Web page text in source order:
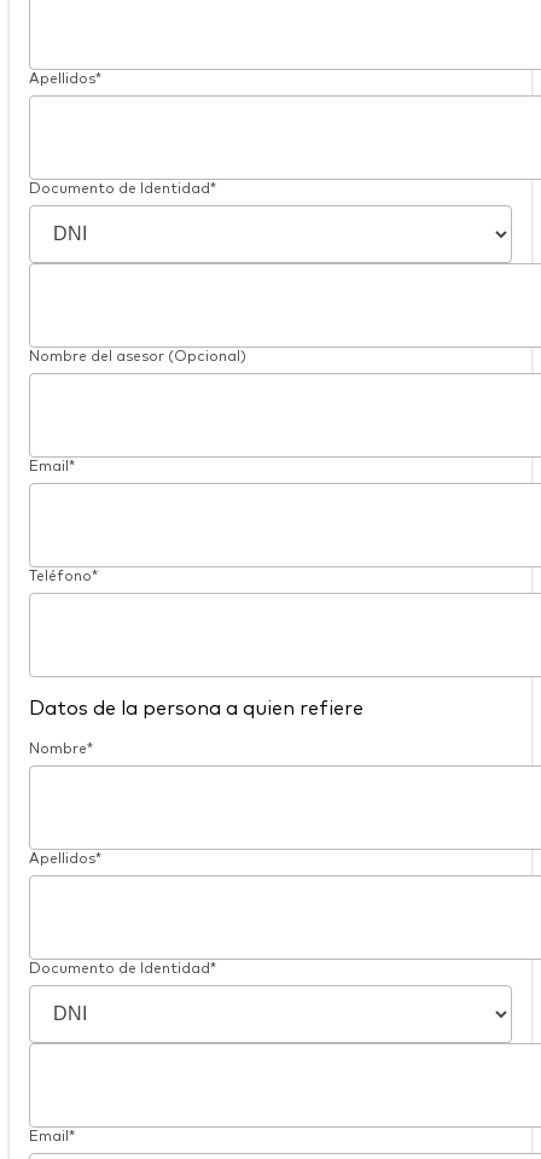
Apellidos*
Documento de Identidad*
Nombre del asesor (Opcional)
Email*
Teléfono*
Datos de la persona a quien refiere
Nombre*
Apellidos*
Documento de Identidad*
Email*